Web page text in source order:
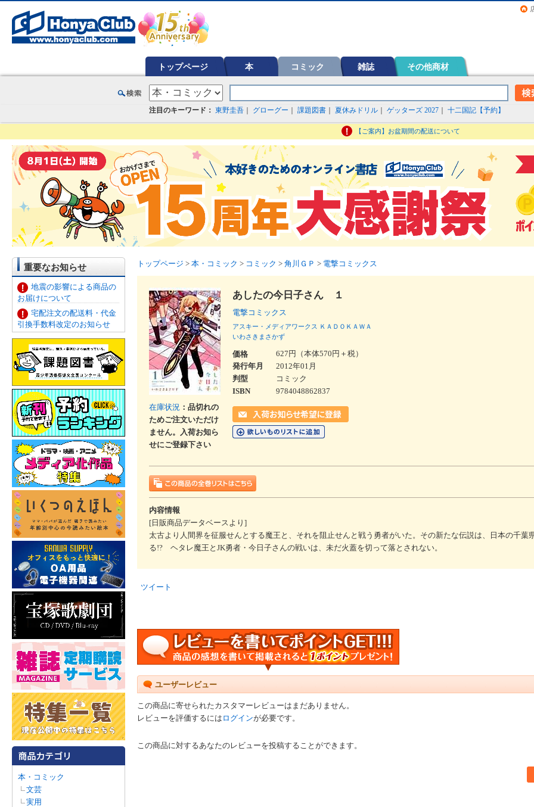
トップページ 本 コミック 雑誌 その他商材
注目のキーワード： 東野圭吾 グローグー 課題図書 夏休みドリル ゲッターズ 2027 十二国記【予約】
【ご案内】お盆期間の配送について
重要なお知らせ
地震の影響による商品の
お届けについて
宅配注文の配送料・代金
引換手数料改定のお知らせ
本・コミック
文芸
実用
トップページ > 本・コミック > コミック > 角川ＧＰ > 電撃コミックス
在庫状況 ：品切れの
ためご注文いただけ
ません。入荷お知ら
せにご登録下さい
あしたの今日子さん １
電撃コミックス
アスキー・メディアワークス ＫＡＤＯＫＡＷＡ
いわさきまさかず
価格
627円（本体570円＋税）
発行年月
2012年01月
判型
コミック
ISBN
9784048862837
内容情報
[日販商品データベースより]
太古より人間界を征服せんとする魔王と、それを阻止せんと戦う勇者がいた。その新たな伝説は、日本の千葉
る!? ヘタレ魔王とJK勇者・今日子さんの戦いは、未だ火蓋を切って落とされない。
ツイート
ユーザーレビュー
この商品に寄せられたカスタマーレビューはまだありません。
レビューを評価するには ログインが必要です。
この商品に対するあなたのレビューを投稿することができます。